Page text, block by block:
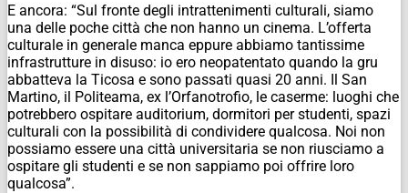
E ancora: “Sul fronte degli intrattenimenti culturali, siamo
una delle poche città che non hanno un cinema. L’offerta
culturale in generale manca eppure abbiamo tantissime
infrastrutture in disuso: io ero neopatentato quando la gru
abbatteva la Ticosa e sono passati quasi 20 anni. Il San
Martino, il Politeama, ex l’Orfanotrofio, le caserme: luoghi che
potrebbero ospitare auditorium, dormitori per studenti, spazi
culturali con la possibilità di condividere qualcosa. Noi non
possiamo essere una città universitaria se non riusciamo a
ospitare gli studenti e se non sappiamo poi offrire loro
qualcosa”.